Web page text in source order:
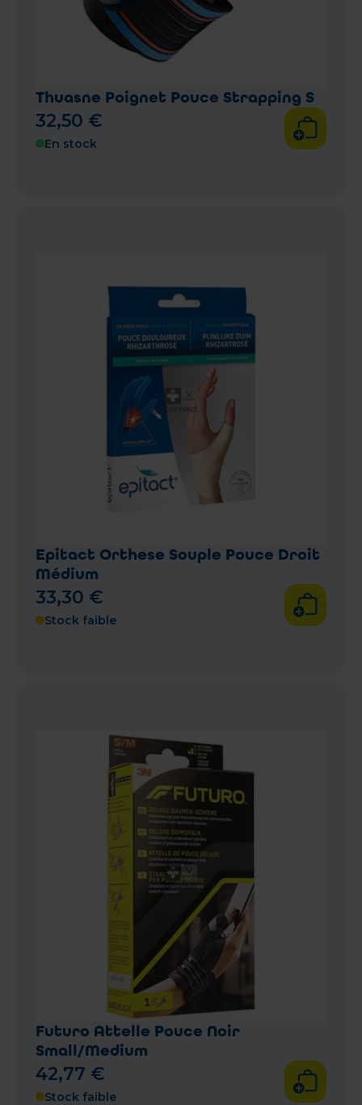
Thuasne Poignet Pouce Strapping S
32,50 €
En stock
Epitact Orthese Souple Pouce Droit
Médium
33,30 €
Stock faible
Futuro Attelle Pouce Noir
Small/Medium
42,77 €
Stock faible